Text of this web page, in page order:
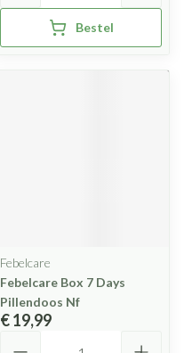
Bestel
Febelcare
Febelcare Box 7 Days
Pillendoos Nf
€ 19,99